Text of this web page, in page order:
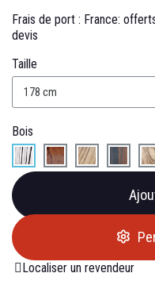
Frais de port : France:
devis
Taille
Bois
Localiser un revendeur